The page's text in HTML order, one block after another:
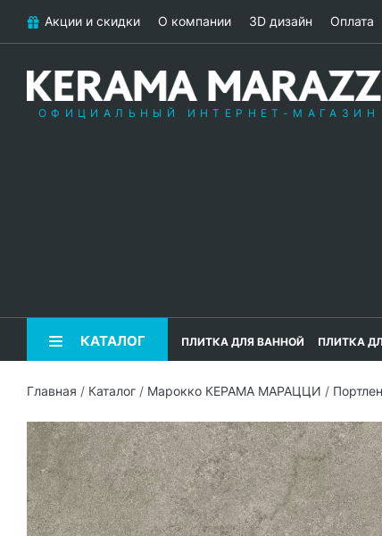
Акции и скидки О компании 3D дизайн Оплата
ОФИЦИАЛЬНЫЙ ИНТЕРНЕТ-МАГАЗИН
КАТАЛОГ ПЛИТКА ДЛЯ ВАННОЙ ПЛИТКА
Главная / Каталог / Марокко КЕРАМА МАРАЦЦИ /